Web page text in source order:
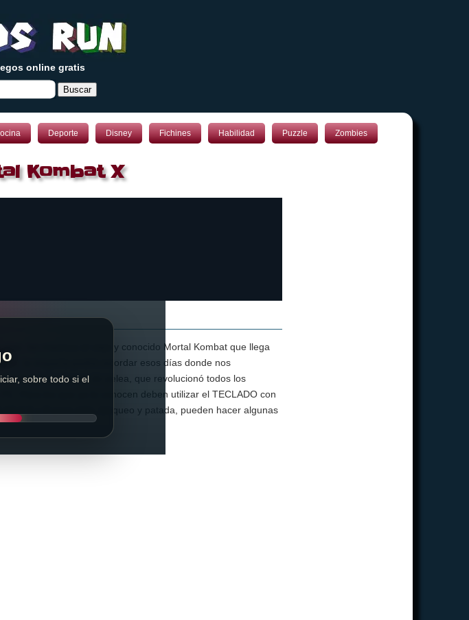
online gratis
Buscar
Deporte Disney Fichines Habilidad Puzzle Zombies
Kombat X
sobre todo si el
les traemos el viejo y conocido Mortal Kombat que llega
la mayoría podrá recordar esos días donde nos
fantástico juego de pelea, que revolucionó todos los
Para los que ya lo conocen deben utilizar el TECLADO con
A S y D para piña, bloqueo y patada, pueden hacer algunas